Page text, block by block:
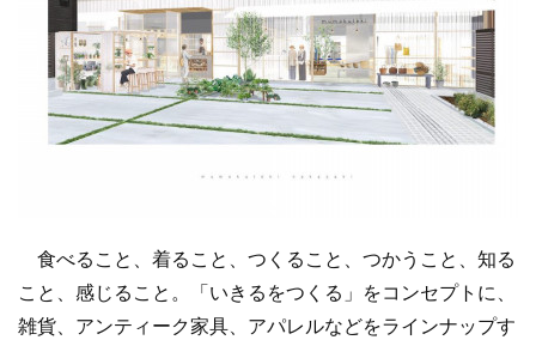
食べること、着ること、つくること、つかうこと、知る
こと、感じること。「いきるをつくる」をコンセプトに、
雑貨、アンティーク家具、アパレルなどをラインナップす